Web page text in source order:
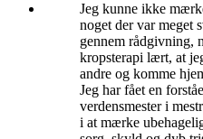
Jeg kunne ikke
noget der var meget
gennem rådgivning,
kropsterapi lært, at
andre og komme
Jeg har fået en
verdensmester i
i at mærke